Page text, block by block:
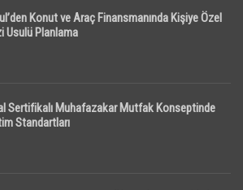
Konut ve Araç Finansmanında Kişiye Özel
Usulü Planlama
Sertifikalı Muhafazakar Mutfak Konseptinde
Standartları